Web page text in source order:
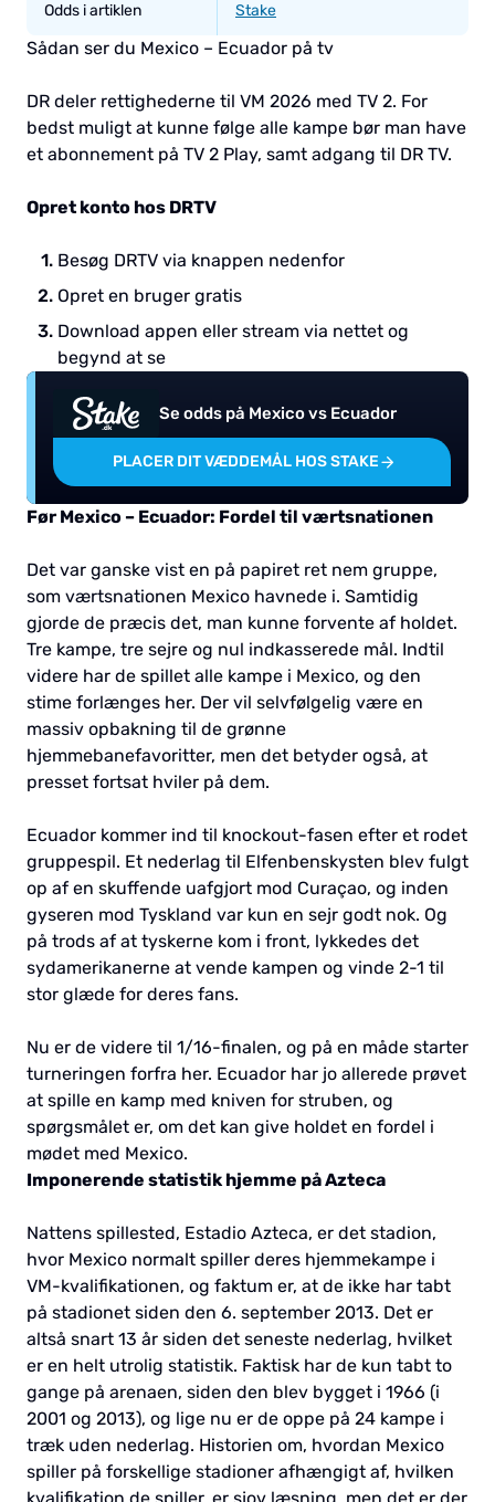
Odds i artiklen Stake
Sådan ser du Mexico – Ecuador på tv
DR deler rettighederne til VM 2026 med TV 2. For
bedst muligt at kunne følge alle kampe bør man have
et abonnement på TV 2 Play, samt adgang til DR TV.
Opret konto hos DRTV
Besøg DRTV via knappen nedenfor
Opret en bruger gratis
Download appen eller stream via nettet og
begynd at se
Se odds på Mexico vs Ecuador
PLACER DIT VÆDDEMÅL HOS STAKE
Før Mexico – Ecuador: Fordel til værtsnationen
Det var ganske vist en på papiret ret nem gruppe,
som værtsnationen Mexico havnede i. Samtidig
gjorde de præcis det, man kunne forvente af holdet.
Tre kampe, tre sejre og nul indkasserede mål. Indtil
videre har de spillet alle kampe i Mexico, og den
stime forlænges her. Der vil selvfølgelig være en
massiv opbakning til de grønne
hjemmebanefavoritter, men det betyder også, at
presset fortsat hviler på dem.
Ecuador kommer ind til knockout-fasen efter et rodet
gruppespil. Et nederlag til Elfenbenskysten blev fulgt
op af en skuffende uafgjort mod Curaçao, og inden
gyseren mod Tyskland var kun en sejr godt nok. Og
på trods af at tyskerne kom i front, lykkedes det
sydamerikanerne at vende kampen og vinde 2-1 til
stor glæde for deres fans.
Nu er de videre til 1/16-finalen, og på en måde starter
turneringen forfra her. Ecuador har jo allerede prøvet
at spille en kamp med kniven for struben, og
spørgsmålet er, om det kan give holdet en fordel i
mødet med Mexico.
Imponerende statistik hjemme på Azteca
Nattens spillested, Estadio Azteca, er det stadion,
hvor Mexico normalt spiller deres hjemmekampe i
VM-kvalifikationen, og faktum er, at de ikke har tabt
på stadionet siden den 6. september 2013. Det er
altså snart 13 år siden det seneste nederlag, hvilket
er en helt utrolig statistik. Faktisk har de kun tabt to
gange på arenaen, siden den blev bygget i 1966 (i
2001 og 2013), og lige nu er de oppe på 24 kampe i
træk uden nederlag. Historien om, hvordan Mexico
spiller på forskellige stadioner afhængigt af, hvilken